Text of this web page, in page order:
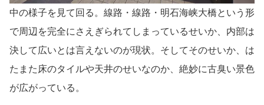
中の様子を見て回る。線路・線路・明石海峡大橋という形
で周辺を完全にさえぎられてしまっているせいか、内部は
決して広いとは言えないのが現状。そしてそのせいか、は
たまた床のタイルや天井のせいなのか、絶妙に古臭い景色
が広がっている。